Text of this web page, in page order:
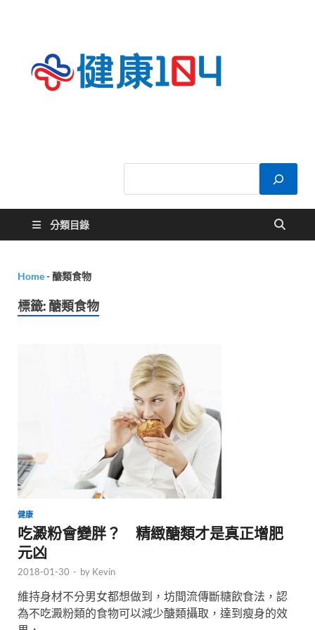
分類目錄
Home-醣類食物
標籤: 醣類食物
健康
吃澱粉會變胖？ 精緻醣類才是真正增肥
元凶
2018-01-30 - by Kevin
維持身材不分男女都想做到，坊間流傳斷糖飲食法，認
為不吃澱粉類的食物可以減少醣類攝取，達到瘦身的效